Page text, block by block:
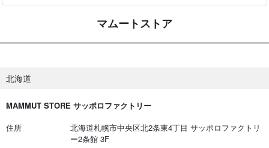
マムートストア
北海道
MAMMUT STORE サッポロファクトリー
住所
北海道札幌市中央区北2条東4丁目 サッポロファクトリ
ー2条館 3F